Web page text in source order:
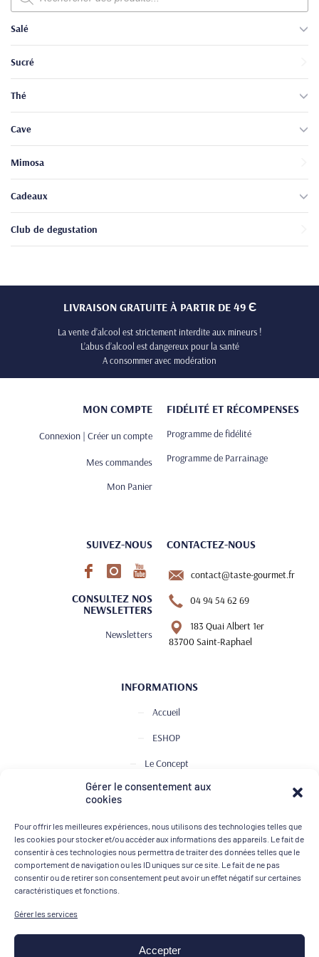
Gérer le consentement aux
cookies
Pour offrir les meilleures expériences, nous utilisons des technologies telles que
les cookies pour stocker et/ou accéder aux informations des appareils. Le fait de
consentir à ces technologies nous permettra de traiter des données telles que le
comportement de navigation ou les ID uniques sur ce site. Le fait de ne pas
consentir ou de retirer son consentement peut avoir un effet négatif sur certaines
caractéristiques et fonctions.
Gérer les services
Accepter
produits
Salé
Sucré
Thé
Cave
Mimosa
Cadeaux
Club de degustation
LIVRAISON GRATUITE À PARTIR DE 49 Є
La vente d’alcool est strictement interdite aux mineurs !
L’abus d’alcool est dangereux pour la santé
A consommer avec modération
MON COMPTE
Connexion | Créer un compte
Mes commandes
Mon Panier
FIDÉLITÉ ET RÉCOMPENSES
Programme de fidélité
Programme de Parrainage
SUIVEZ-NOUS
CONSULTEZ NOS
NEWSLETTERS
Newsletters
CONTACTEZ-NOUS
contact@taste-gourmet.fr
04 94 54 62 69
183 Quai Albert 1er
83700 Saint-Raphael
INFORMATIONS
Accueil
ESHOP
Le Concept
Club de Dégustation
Contact
MOYENS DE PAIEMENT